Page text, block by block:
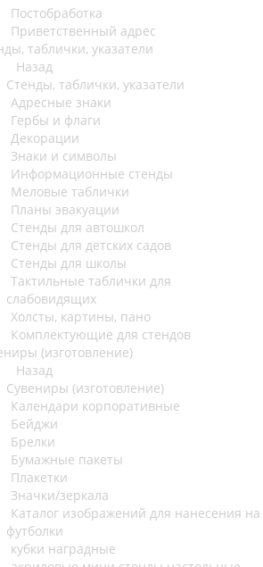
Постобработка
Приветственный адрес
таблички, указатели
Назад
Стенды, таблички, указатели
Адресные знаки
Гербы и флаги
Декорации
Знаки и символы
Информационные стенды
Меловые таблички
Планы эвакуации
Стенды для автошкол
Стенды для детских садов
Стенды для школы
Тактильные таблички для
слабовидящих
Холсты, картины, пано
Комплектующие для стендов
(изготовление)
Назад
Сувениры (изготовление)
Календари корпоративные
Бейджи
Брелки
Бумажные пакеты
Плакетки
Значки/зеркала
Каталог изображений для нанесения на
футболки
кубки наградные